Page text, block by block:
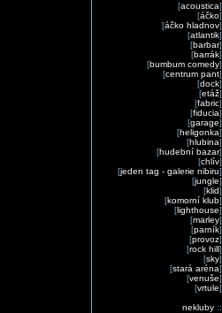
[acoustica]
[áčko]
[áčko hladnov]
[atlantik]
[barbar]
[barrák]
[bumbum comedy]
[centrum pant]
[dock]
[etáž]
[fabric]
[fiducia]
[garage]
[heligonka]
[hlubina]
[hudební bazar]
[chlív]
[jeden tag - galerie nibiru]
[jungle]
[klid]
[komorní klub]
[lighthouse]
[marley]
[parník]
[provoz]
[rock hill]
[sky]
[stará aréna]
[venuše]
[vrtule]
nekluby::